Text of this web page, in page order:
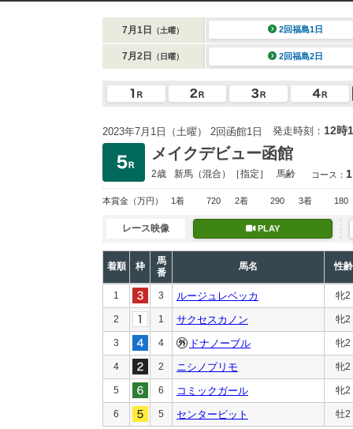
7月1日 （土曜） 2回福島1日
7月2日 （日曜） 2回福島2日
2023年7月1日（土曜） 2回函館1日 発走時刻： 12時
メイクデビュー函館
2歳 新馬 （混合）［指定］ 馬齢 コース：
本賞金 （万円） 1着 720 2着 290 3着 180
レース映像 PLAY
着順 枠
馬
番
馬名 性齢
1 3 ルージュレベッカ 牝2
2 1 サクセスカノン 牝2
3 4 ドナノーブル 牝2
4 2 ニシノプリモ 牝2
5 6 コミックガール 牝2
6 5 センタービット 牡2